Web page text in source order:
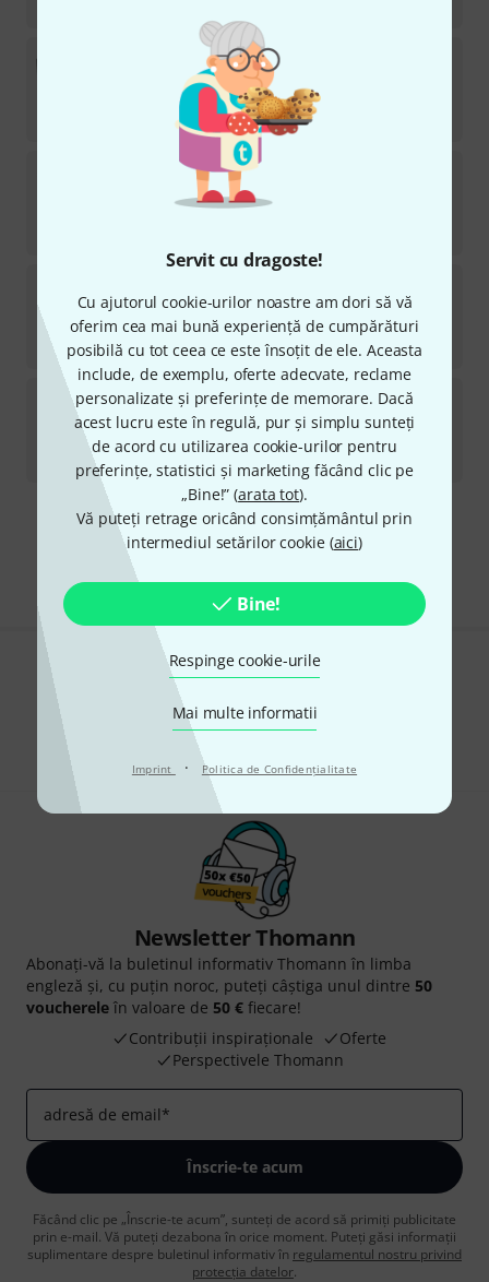
Servit cu dragoste!
Cu ajutorul cookie-urilor noastre am dori să vă
oferim cea mai bună experiență de cumpărături
posibilă cu tot ceea ce este însoțit de ele. Aceasta
include, de exemplu, oferte adecvate, reclame
personalizate și preferințe de memorare. Dacă
acest lucru este în regulă, pur și simplu sunteți
de acord cu utilizarea cookie-urilor pentru
preferințe, statistici și marketing făcând clic pe
„Bine!” (arata tot).
Vă puteți retrage oricând consimțământul prin
intermediul setărilor cookie (aici)
Bine!
Respinge cookie-urile
Mai multe informatii
Imprint · Politica de Confidenţialitate
1799 Black Magick Extension Ca
Disponibil in 14–18 Saptamani
3.111lei
Delta King 10 Combo TB V2
14
Disponibil in în aproximativ o săptămână
6
în stoc
3.399lei
Supro 64 Super Combo B-Stock
în stoc
3.111 lei
Transport gratuit de la 1.500 lei
Preturile includ TVA
Îți place ceea ce vezi?
Share Ajutor și feedback
Newsletter Thomann
Abonați-vă la buletinul informativ Thomann în limba
engleză și, cu puțin noroc, puteți câștiga unul dintre 50
voucherele în valoare de 50 € fiecare!
Contribuții inspiraționale
Oferte
Perspectivele Thomann
adresă de email*
Înscrie-te acum
Făcând clic pe „Înscrie-te acum”, sunteți de acord să primiți publicitate
prin e-mail. Vă puteți dezabona în orice moment. Puteți găsi informații
suplimentare despre buletinul informativ în regulamentul nostru privind
protecția datelor.